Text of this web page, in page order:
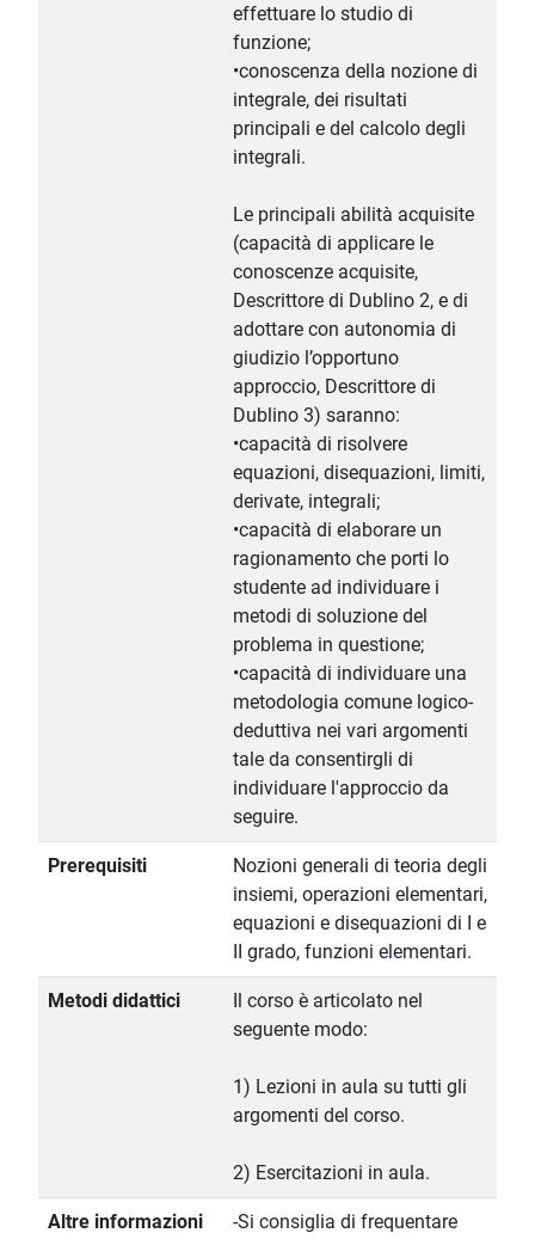
effettuare lo studio di
funzione;
•conoscenza della nozione di
integrale, dei risultati
principali e del calcolo degli
integrali.
Le principali abilità acquisite
(capacità di applicare le
conoscenze acquisite,
Descrittore di Dublino 2, e di
adottare con autonomia di
giudizio l’opportuno
approccio, Descrittore di
Dublino 3) saranno:
•capacità di risolvere
equazioni, disequazioni, limiti,
derivate, integrali;
•capacità di elaborare un
ragionamento che porti lo
studente ad individuare i
metodi di soluzione del
problema in questione;
•capacità di individuare una
metodologia comune logico-
deduttiva nei vari argomenti
tale da consentirgli di
individuare l'approccio da
seguire.
Prerequisiti
Nozioni generali di teoria degli
insiemi, operazioni elementari,
equazioni e disequazioni di I e
II grado, funzioni elementari.
Metodi didattici
Il corso è articolato nel
seguente modo:
1) Lezioni in aula su tutti gli
argomenti del corso.
2) Esercitazioni in aula.
Altre informazioni -Si consiglia di frequentare